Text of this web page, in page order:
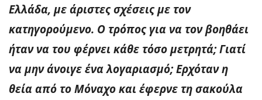
Ελλάδα, με άριστες σχέσεις με τον
κατηγορούμενο. Ο τρόπος για να τον βοηθάει
ήταν να του φέρνει κάθε τόσο μετρητά; Γιατί
να μην άνοιγε ένα λογαριασμό; Ερχόταν η
θεία από το Μόναχο και έφερνε τη σακούλα